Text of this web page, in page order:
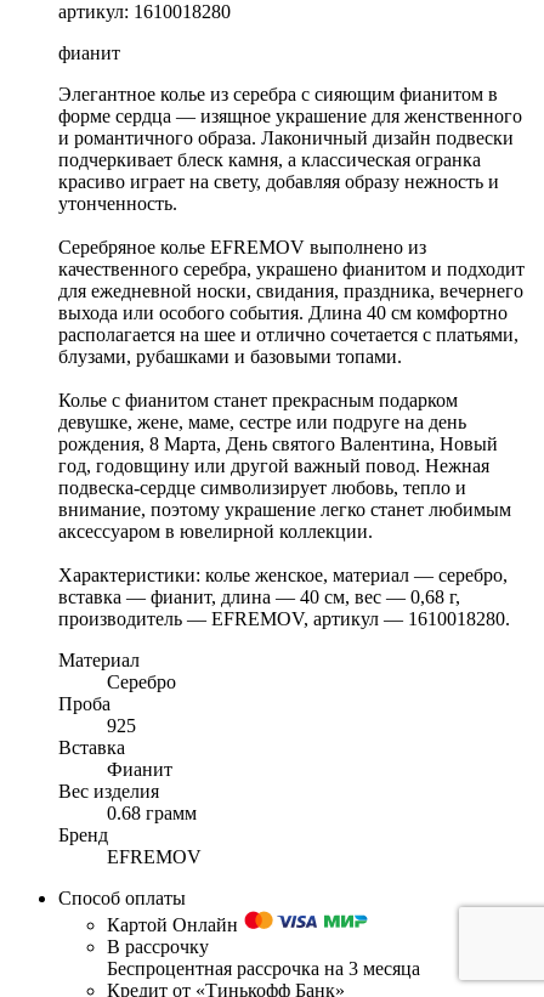
артикул: 1610018280
фианит
Элегантное колье из серебра с сияющим фианитом в
форме сердца — изящное украшение для женственного
и романтичного образа. Лаконичный дизайн подвески
подчеркивает блеск камня, а классическая огранка
красиво играет на свету, добавляя образу нежность и
утонченность.
Серебряное колье EFREMOV выполнено из
качественного серебра, украшено фианитом и подходит
для ежедневной носки, свидания, праздника, вечернего
выхода или особого события. Длина 40 см комфортно
располагается на шее и отлично сочетается с платьями,
блузами, рубашками и базовыми топами.
Колье с фианитом станет прекрасным подарком
девушке, жене, маме, сестре или подруге на день
рождения, 8 Марта, День святого Валентина, Новый
год, годовщину или другой важный повод. Нежная
подвеска-сердце символизирует любовь, тепло и
внимание, поэтому украшение легко станет любимым
аксессуаром в ювелирной коллекции.
Характеристики: колье женское, материал — серебро,
вставка — фианит, длина — 40 см, вес — 0,68 г,
производитель — EFREMOV, артикул — 1610018280.
Материал
Серебро
Проба
925
Вставка
Фианит
Вес изделия
0.68 грамм
Бренд
EFREMOV
Способ оплаты
Картой Онлайн
В рассрочку
Беспроцентная рассрочка на 3 месяца
Кредит от «Тинькофф Банк»